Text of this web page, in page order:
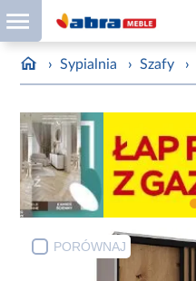
› Sypialnia › Szafy ›
PORÓWNAJ